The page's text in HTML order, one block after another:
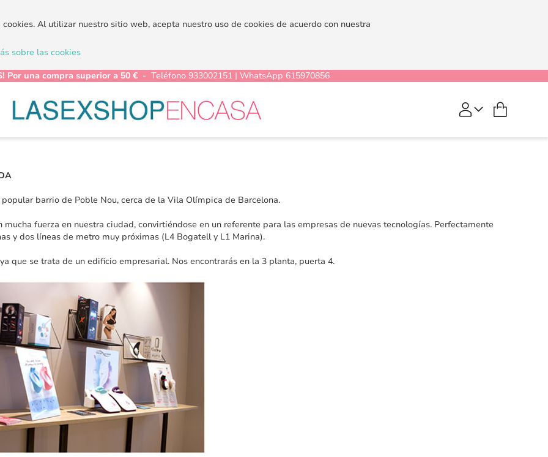
Al utilizar nuestro sitio web, acepta nuestro uso de cookies de acuerdo con nuestra
sobre las cookies
Por una compra superior a 50 € - Teléfono 933002151 | WhatsApp 615970856
barrio de Poble Nou, cerca de la Vila Olímpica de Barcelona.
fuerza en nuestra ciudad, convirtiéndose en un referente para las empresas de nuevas tecnologías. Perfectamente
y dos líneas de metro muy próximas (L4 Bogatell y L1 Marina).
que se trata de un edificio empresarial. Nos encontrarás en la 3 planta, puerta 4.